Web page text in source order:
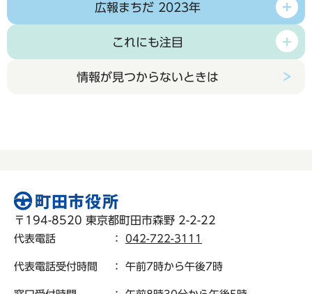
広報まちだ 2023年
これにも注目
情報が見つからないときは
〒194-8520 東京都町田市森野 2-2-22
代表電話 ： 042-722-3111
代表電話受付時間 ： 午前7時から午後7時